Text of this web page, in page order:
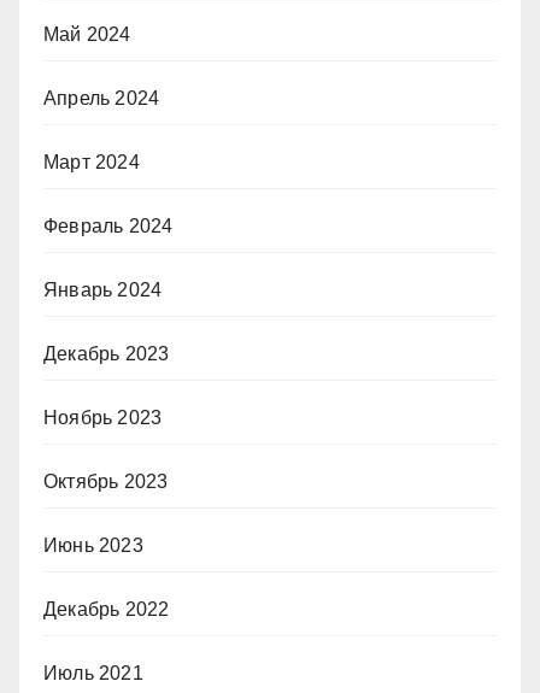
Май 2024
Апрель 2024
Март 2024
Февраль 2024
Январь 2024
Декабрь 2023
Ноябрь 2023
Октябрь 2023
Июнь 2023
Декабрь 2022
Июль 2021